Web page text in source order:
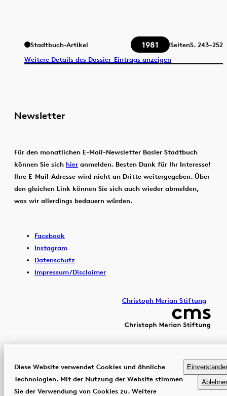
Stadtbuch-Artikel 1981 SeitenS. 243–252
Weitere Details des Dossier-Eintrags anzeigen
Newsletter
Für den monatlichen E-Mail-Newsletter Basler Stadtbuch
können Sie sich hier anmelden. Besten Dank für Ihr Interesse!
Ihre E-Mail-Adresse wird nicht an Dritte weitergegeben. Über
den gleichen Link können Sie sich auch wieder abmelden,
was wir allerdings bedauern würden.
Facebook
Instagram
Datenschutz
Impressum/Disclaimer
Christoph Merian Stiftung
Diese Website verwendet Cookies und ähnliche
Technologien. Mit der Nutzung der Website stimmen
Sie der Verwendung von Cookies zu. Weitere